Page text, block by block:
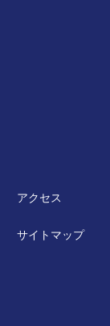
アクセス
サイトマップ